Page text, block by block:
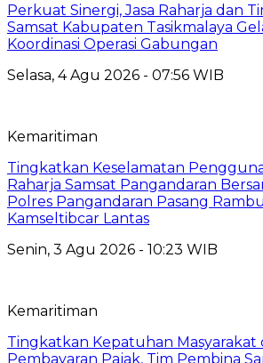
Perkuat Sinergi, Jasa Raharja dan
Samsat Kabupaten Tasikmalaya
Koordinasi Operasi Gabungan
Selasa, 4 Agu 2026 - 07:56 WIB
Kemaritiman
Tingkatkan Keselamatan Pengguna
Raharja Samsat Pangandaran
Polres Pangandaran Pasang
Kamseltibcar Lantas
Senin, 3 Agu 2026 - 10:23 WIB
Kemaritiman
Tingkatkan Kepatuhan Masyarakat
Pembayaran Pajak, Tim Pembina